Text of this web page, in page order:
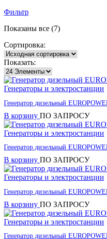
Фильтр
Показаны все (7)
Сортировка:
Показать:
Генераторы и электростанции
Генератор дизельный
В корзину ПО ЗАПРОСУ
Генераторы и электростанции
Генератор дизельный
В корзину ПО ЗАПРОСУ
Генераторы и электростанции
Генератор дизельный
В корзину ПО ЗАПРОСУ
Генераторы и электростанции
Генератор дизельный